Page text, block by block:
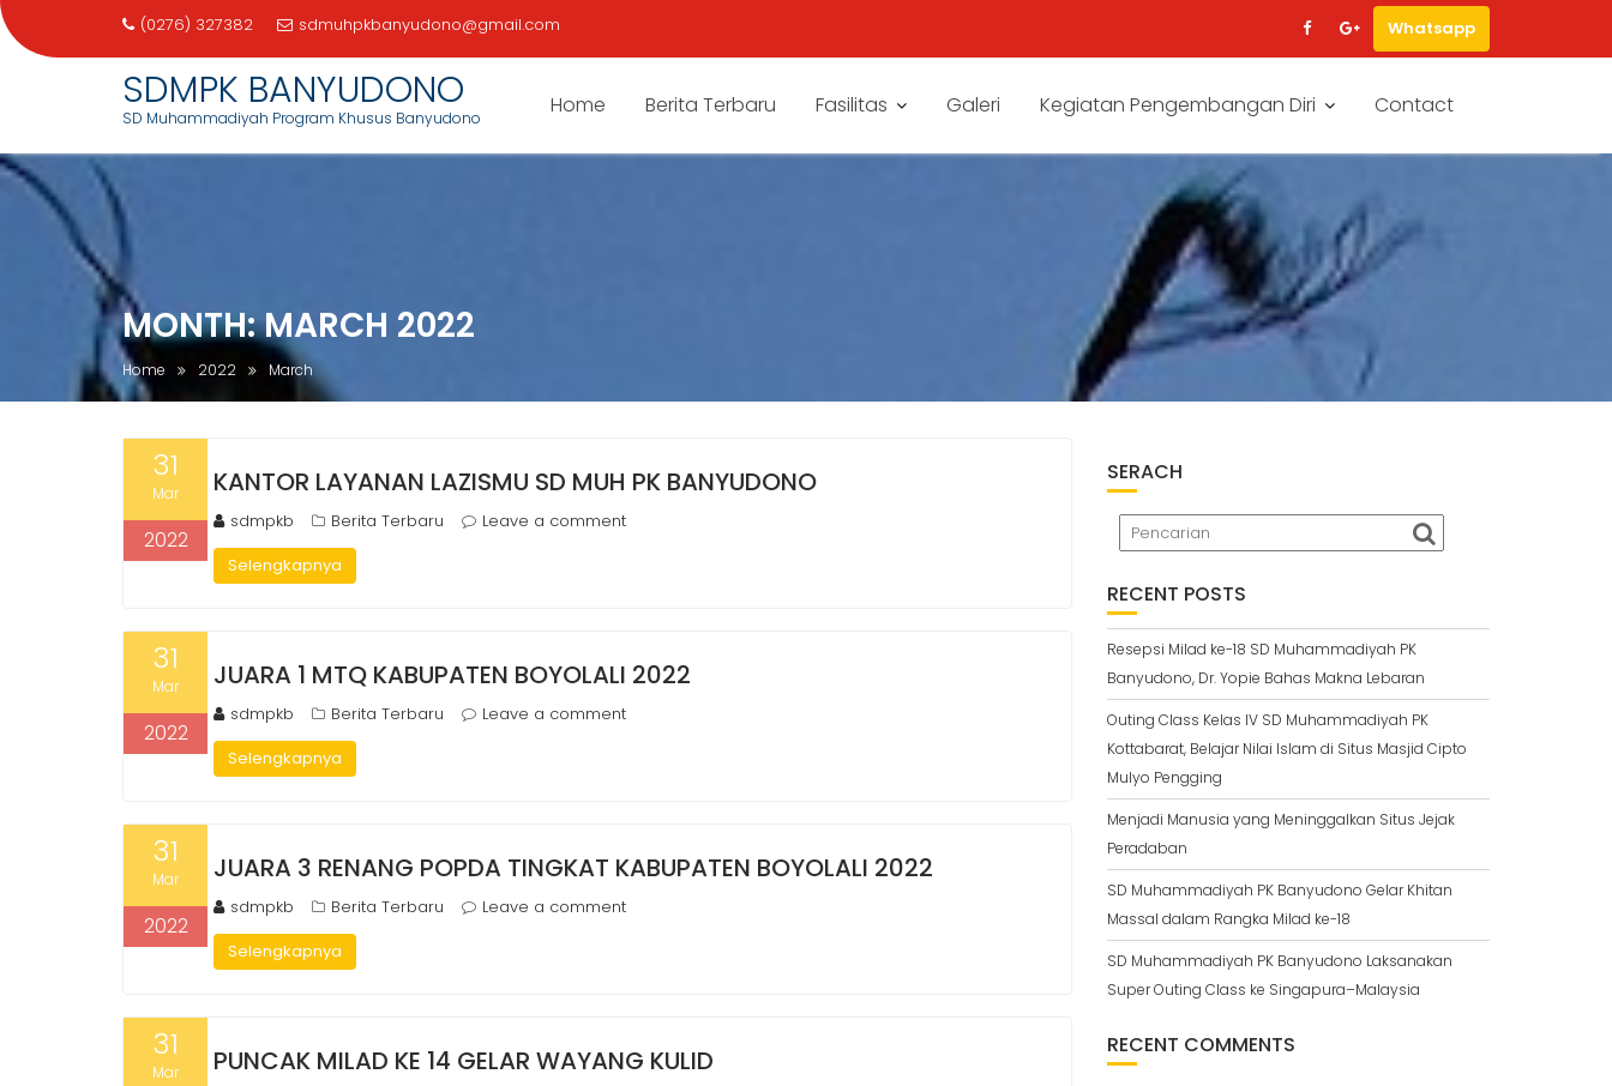
Skip
(0276) 327382 sdmuhpkbanyudono@gmail.com Whatsapp
SDMPK BANYUDONO
SD Muhammadiyah Program Khusus Banyudono Home Berita Terbaru Fasilitas Galeri Kegiatan Pengembangan Diri Contact
MONTH:MARCH 2022
Home 2022 March
31
Mar
2022
KANTOR LAYANAN LAZISMU SD MUH PK BANYUDONO
sdmpkb Berita Terbaru
Leave a comment
Selengkapnya
31
Mar
2022
JUARA 1 MTQ KABUPATEN BOYOLALI 2022
sdmpkb Berita Terbaru
Leave a comment
Selengkapnya
31
Mar
2022
JUARA 3 RENANG POPDA TINGKAT KABUPATEN BOYOLALI 2022
sdmpkb Berita Terbaru
Leave a comment
Selengkapnya
31
Mar PUNCAK MILAD KE 14 GELAR WAYANG KULID
SERACH
RECENT POSTS
Resepsi Milad ke-18 SD Muhammadiyah PK
Banyudono, Dr. Yopie Bahas Makna Lebaran
Outing Class Kelas IV SD Muhammadiyah PK
Kottabarat, Belajar Nilai Islam di Situs Masjid Cipto
Mulyo Pengging
Menjadi Manusia yang Meninggalkan Situs Jejak
Peradaban
SD Muhammadiyah PK Banyudono Gelar Khitan
Massal dalam Rangka Milad ke-18
SD Muhammadiyah PK Banyudono Laksanakan
Super Outing Class ke Singapura–Malaysia
RECENT COMMENTS